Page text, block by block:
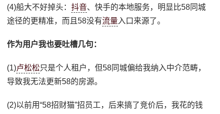
(4)船大不好掉头：抖音、快手的本地服务，明显比58同城
途径的更精准，而且58没有流量入口来源了。
作为用户我也要吐槽几句：
(1)卢松松只是个人租户，但58同城偏给我纳入中介范畴，
导致我无法更新58的房源。
(2)以前用“58招财猫”招员工，后来搞了竞价后，我花的钱